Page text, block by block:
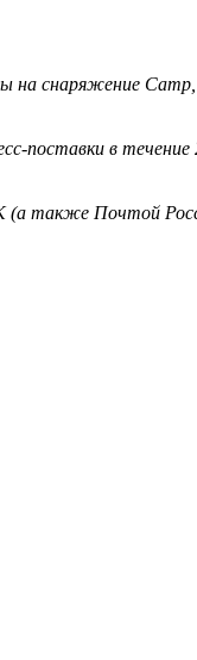
на снаряжение
поставки в течение
(а также Почтой